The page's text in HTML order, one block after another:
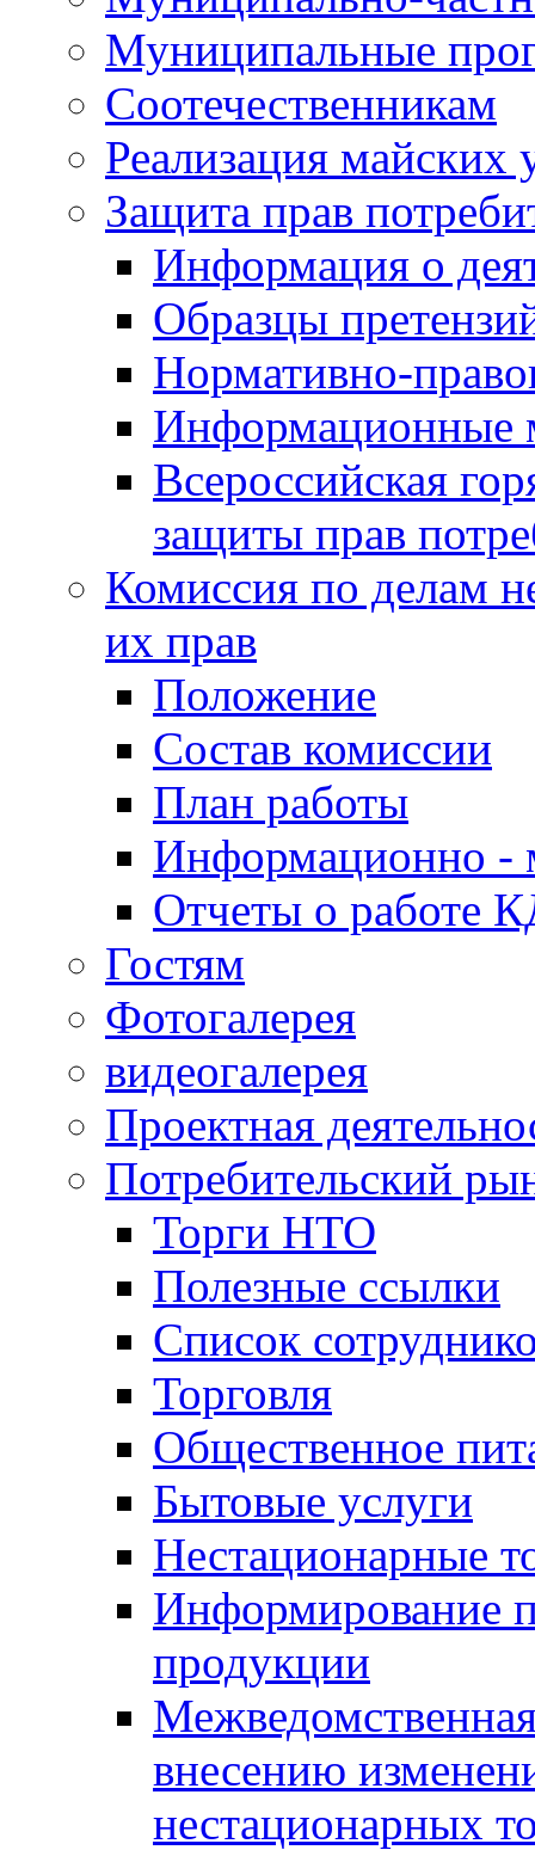
Муниципальные
Соотечественникам
Реализация майских
Защита прав
Информация о
Образцы
Нормативно-
Информационные
Всероссийская
защиты прав
Комиссия по делам
их прав
Положение
Состав комиссии
План работы
Информационно -
Отчеты о работе
Гостям
Фотогалерея
видеогалерея
Проектная
Потребительский
Торги НТО
Полезные ссылки
Список
Торговля
Общественное
Бытовые услуги
Нестационарные
Информирование
продукции
внесению
нестационарных